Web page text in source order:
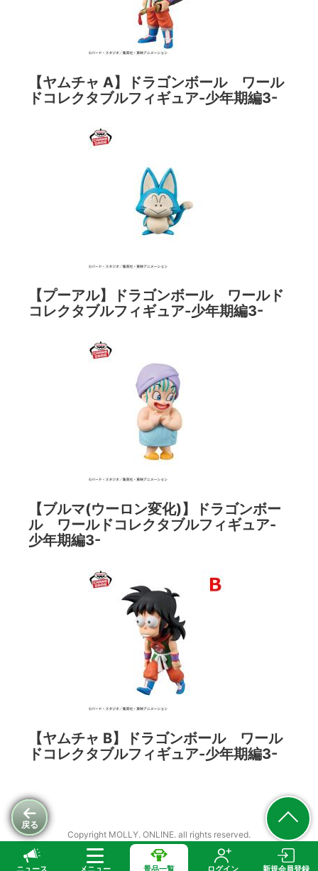
戻る
【ヤムチャ A】ドラゴンボール ワール
ドコレクタブルフィギュア-少年期編3-
【プーアル】ドラゴンボール ワールド
コレクタブルフィギュア-少年期編3-
【ブルマ(ウーロン変化)】ドラゴンボー
ル ワールドコレクタブルフィギュア-
少年期編3-
【ヤムチャ B】ドラゴンボール ワール
ドコレクタブルフィギュア-少年期編3-
Copyright MOLLY. ONLINE. all rights reserved.